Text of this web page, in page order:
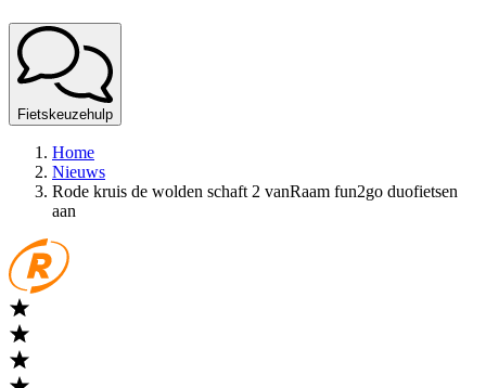
Fietskeuzehulp
Home
Nieuws
Rode kruis de wolden schaft 2 vanRaam fun2go duofietsen
aan